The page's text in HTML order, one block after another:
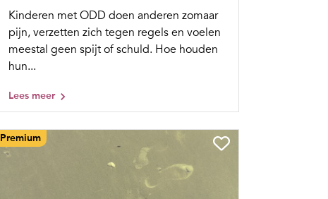
Kinderen met ODD doen anderen zomaar
pijn, verzetten zich tegen regels en voelen
meestal geen spijt of schuld. Hoe houden
hun...
Lees meer
Premium